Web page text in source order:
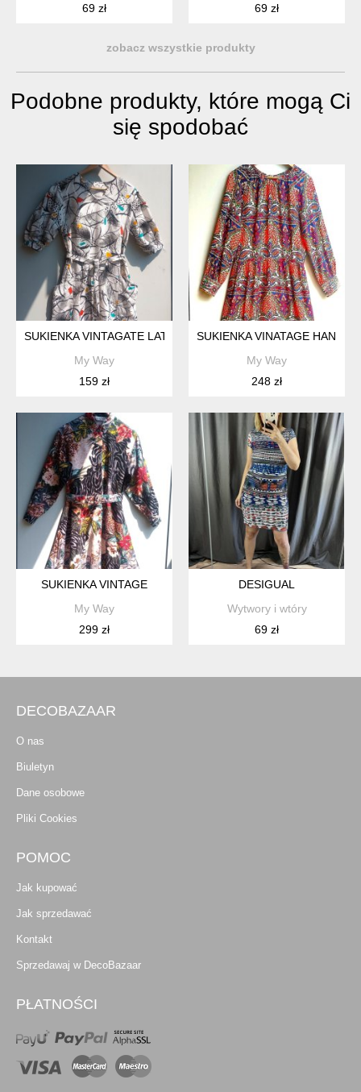
69 zł
69 zł
zobacz wszystkie produkty
Podobne produkty, które mogą Ci
się spodobać
SUKIENKA VINTAGATE LATA 80.
My Way
159 zł
SUKIENKA VINATAGE
My Way
248 zł
SUKIENKA VINTAGE
My Way
299 zł
DESIGUAL
Wytwory i wtóry
69 zł
DECOBAZAAR
O nas
Biuletyn
Dane osobowe
Pliki Cookies
POMOC
Jak kupować
Jak sprzedawać
Kontakt
Sprzedawaj w DecoBazaar
PŁATNOŚCI